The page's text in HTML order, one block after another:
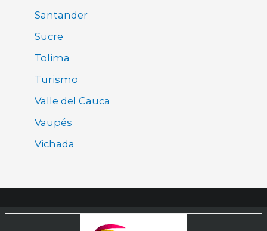
Santander
Sucre
Tolima
Turismo
Valle del Cauca
Vaupés
Vichada